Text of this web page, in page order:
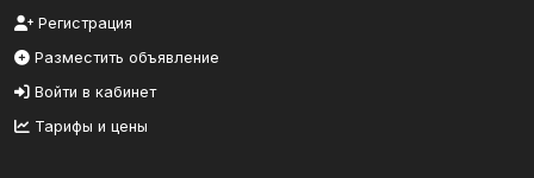
Регистрация
Разместить объявление
Войти в кабинет
Тарифы и цены